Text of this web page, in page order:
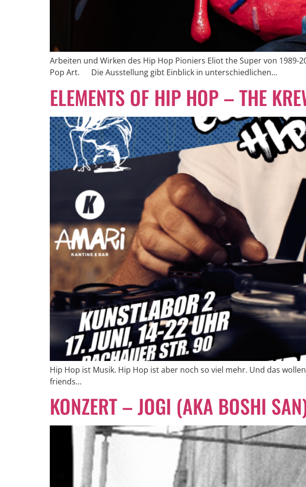
Arbeiten und Wirken des Hip Hop Pioniers Eliot the Super von
Pop Art. Die Ausstellung gibt Einblick in unterschiedlichen…
ELEMENTS OF HIP HOP – THE
Hip Hop ist Musik. Hip Hop ist aber noch so viel mehr. Und das
friends…
KONZERT – JOGI (AKA BOSHI